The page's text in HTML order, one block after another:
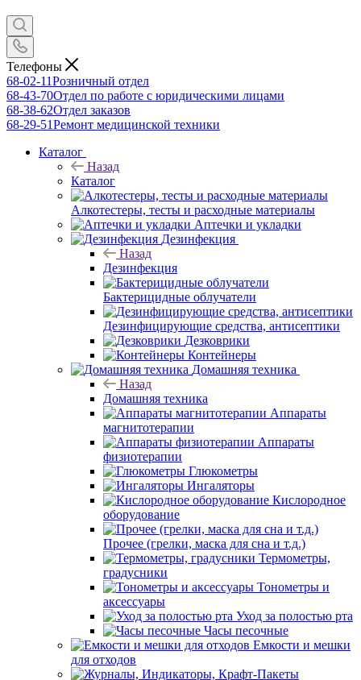
Телефоны
68-02-11Розничный отдел
68-43-70Отдел по работе с юридическими лицами
68-38-62Отдел заказов
68-29-51Ремонт медицинской техники
Каталог
Назад
Каталог
Алкотестеры, тесты и расходные материалы
Аптечки и укладки
Дезинфекция
Назад
Дезинфекция
Бактерицидные облучатели
Дезинфицирующие средства, антисептики
Дезковрики
Контейнеры
Домашняя техника
Назад
Домашняя техника
Аппараты
магнитотерапии
Аппараты
физиотерапии
Глюкометры
Ингаляторы
Кислородное
оборудование
Прочее (грелки, маска для сна и т.д.)
Термометры,
градусники
Тонометры и
аксессуары
Уход за полостью рта
Часы песочные
Емкости и мешки
для отходов